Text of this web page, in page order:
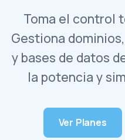
Toma el control
Gestiona
y bases de datos
la potencia y
Ver Planes